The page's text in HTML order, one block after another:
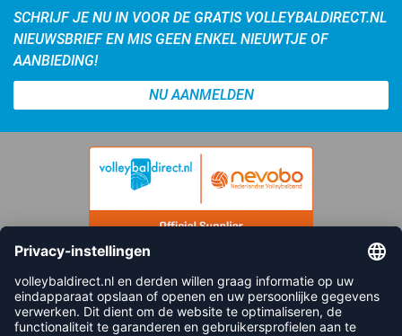
SCHRIJF JE NU IN VOOR DE GRATIS VOLLEYBALDIRECT.NL
NIEUWSBRIEF EN MIS GEEN ENKEL NIEUWTJE OF
AANBIEDING!
NU AANMELDEN